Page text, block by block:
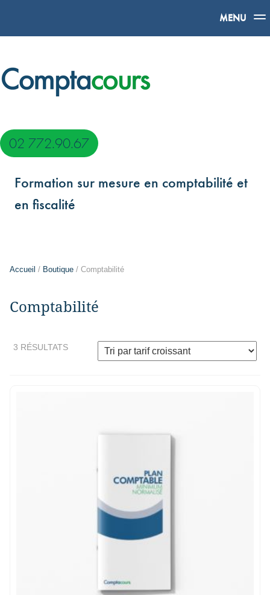
02 772.90.67
Formation sur mesure en comptabilité et
en fiscalité
MENU
Accueil / Boutique / Comptabilité
Comptabilité
3 RÉSULTATS